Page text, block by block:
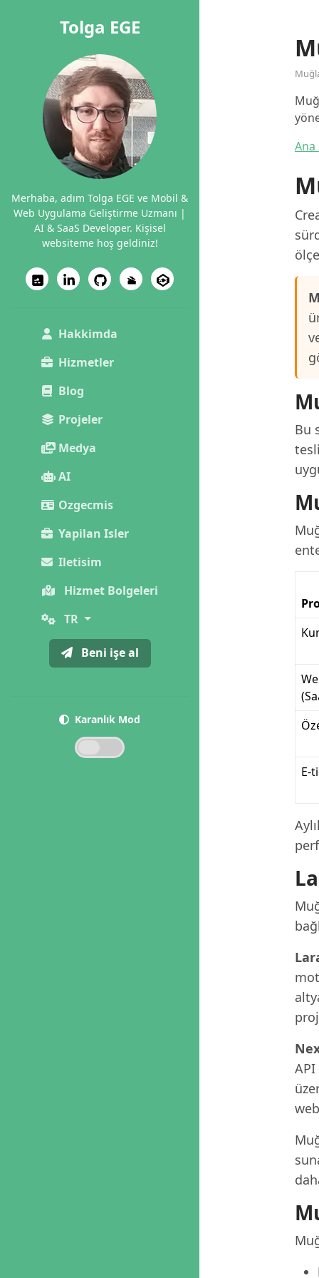
Tolga EGE
Merhaba, adım Tolga EGE ve Mobil &
Web Uygulama Geliştirme Uzmanı |
AI & SaaS Developer. Kişisel
websiteme hoş geldiniz!
Hakkimda
Hizmetler
Blog
Projeler
Medya
AI
Ozgecmis
Yapilan Isler
Iletisim
Hizmet Bolgeleri
TR
Beni işe al
Karanlık Mod
Ana
Bu
E-